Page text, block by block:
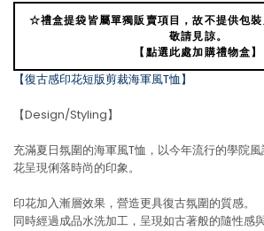
☆禮盒提袋皆屬單獨販賣項目，故不提供包裝
敬請見諒。
【點選此處加購禮物盒】
【復古感印花短版剪裁海軍風T恤】
【Design/Styling】
充滿夏日氛圍的海軍風T恤，以今年流行的學院
花呈現俐落時尚的印象。
印花加入漸層效果，營造更具復古氛圍的質感。
同時經過成品水洗加工，呈現如古著般的隨性感